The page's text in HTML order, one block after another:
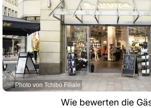
Photo von Tchibo Filiale
Wie bewerten die